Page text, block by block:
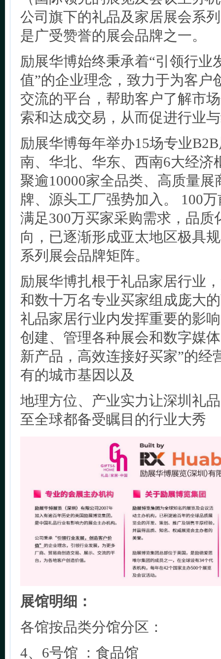
公司旗下的礼品及家居展会系
是广受赞誉的展会品牌之一。
励展华博始终秉承着“引领行业
值”的企业理念，致力于为客户
交流的平台，帮助客户了解市
索和达成交易，从而促进行业
励展华博每年举办15场专业
南、华北、华东、西南6大经济
聚逾10000家全品类、高质量展
牌、源头工厂强势加入。 100
满足300万买家采购需求，品质
向，已逐渐形成亚太地区极具
系列展会品牌矩阵。
励展华博扎根于礼品家居行业
和数十万名专业买家组成庞大
礼品家居行业内发挥重要的影
创建、管理各种展会和数字媒
新产品，高效连接好买家”的经
有的城市基因以及
地理方位、产业实力让深圳礼
至全球都备受瞩目的行业大秀
展馆明细：
各馆按品类分馆分区：
4、6号馆 ：食品馆